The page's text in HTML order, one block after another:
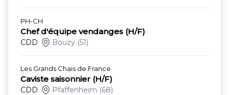
PH-CH
Chef d'équipe vendanges (H/F)
CDD Bouzy (51)
Les Grands Chais de France
Caviste saisonnier (H/F)
CDD Pfaffenheim (68)